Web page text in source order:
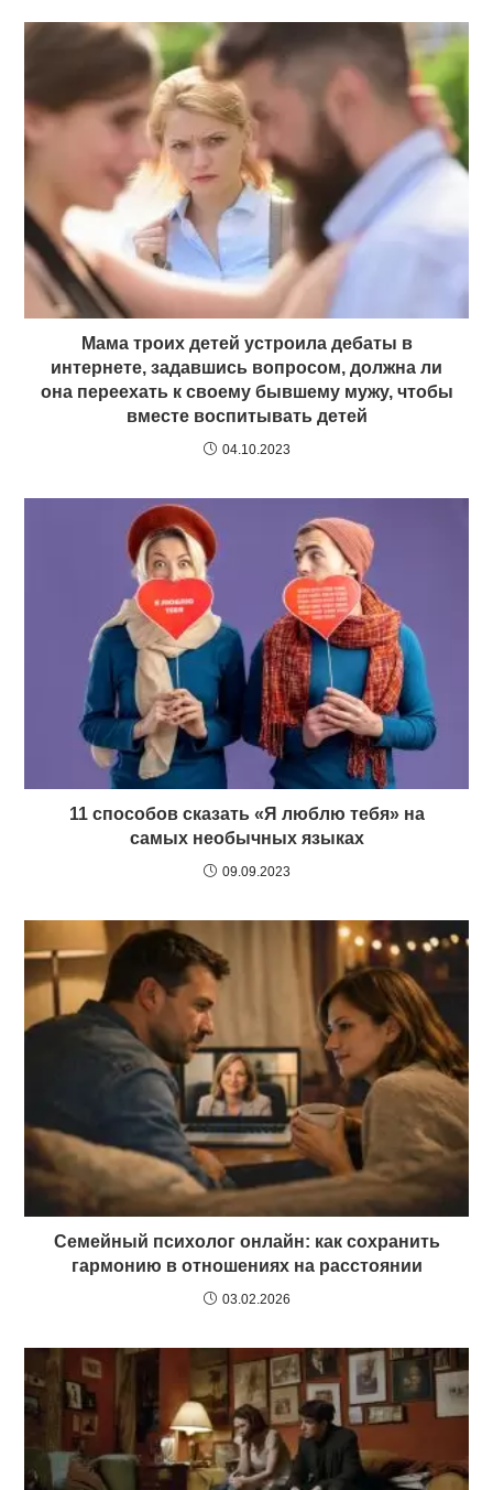
Мама троих детей устроила дебаты в
интернете, задавшись вопросом, должна ли
она переехать к своему бывшему мужу, чтобы
вместе воспитывать детей
04.10.2023
11 способов сказать «Я люблю тебя» на
самых необычных языках
09.09.2023
Семейный психолог онлайн: как сохранить
гармонию в отношениях на расстоянии
03.02.2026